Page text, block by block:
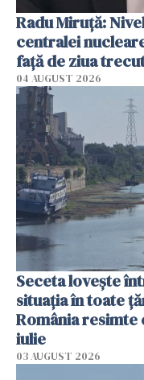
Radu Miruţă:
centralei
faţă de ziua
04 AUGUST 2026
Seceta lovește
situația în toate
România resimte
iulie
03 AUGUST 2026